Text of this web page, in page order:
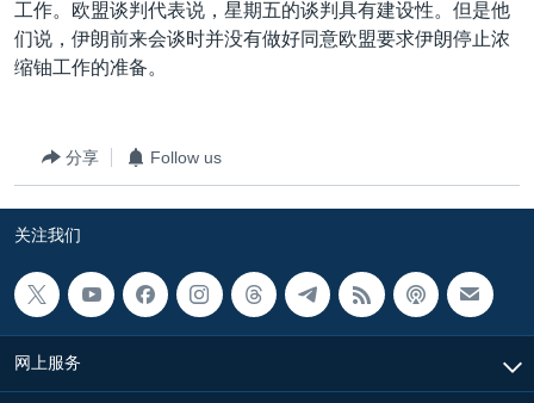
全球议题
环境
美国建国250周年
埃博拉疫情
关注新疆
关注我们
其他语言网站
工作。欧盟谈判代表说，星期五的谈判具有建设性。但是他
们说，伊朗前来会谈时并没有做好同意欧盟要求伊朗停止浓
缩铀工作的准备。
分享 Follow us
关注我们
网上服务